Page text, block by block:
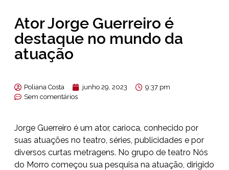
Ator Jorge Guerreiro é
destaque no mundo da
atuação
Poliana Costa junho 29, 2023
9:37 pm
Sem comentários
Jorge Guerreiro é um ator, carioca, conhecido por
suas atuações no teatro, séries, publicidades e por
diversos curtas metragens. No grupo de teatro Nós
do Morro começou sua pesquisa na atuação, dirigido